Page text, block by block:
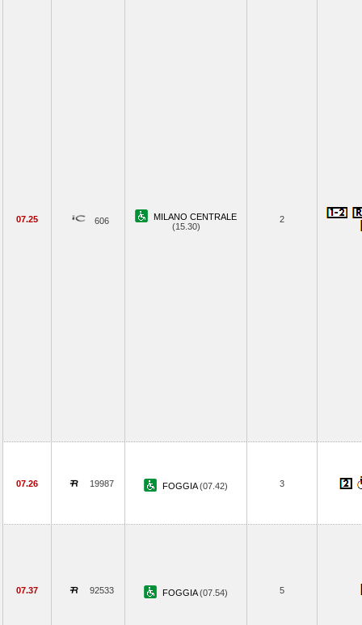
07.25 606
MILANO CENTRALE
(15.30)
2
07.26 19987 FOGGIA(07.42) 3
07.37 92533 FOGGIA(07.54) 5